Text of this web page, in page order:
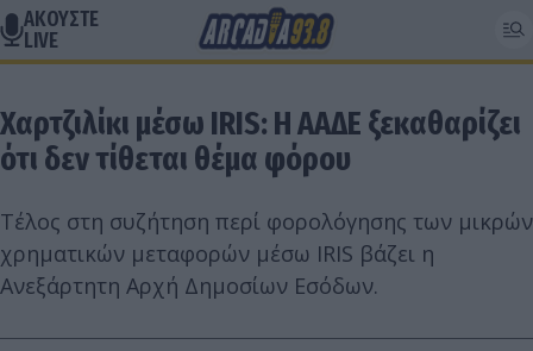
ΑΚΟΥΣΤΕ
LIVE
Χαρτζιλίκι μέσω IRIS: Η ΑΑΔΕ ξεκαθαρίζει
ότι δεν τίθεται θέμα φόρου
Τέλος στη συζήτηση περί φορολόγησης των μικρών
χρηματικών μεταφορών μέσω IRIS βάζει η
Ανεξάρτητη Αρχή Δημοσίων Εσόδων.